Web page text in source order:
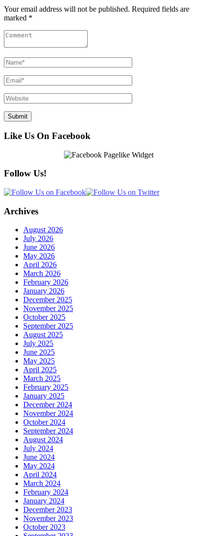
Your email address will not be published. Required fields are
marked *
Like Us On Facebook
Follow Us!
Archives
August 2026
July 2026
June 2026
May 2026
April 2026
March 2026
February 2026
January 2026
December 2025
November 2025
October 2025
September 2025
August 2025
July 2025
June 2025
May 2025
April 2025
March 2025
February 2025
January 2025
December 2024
November 2024
October 2024
September 2024
August 2024
July 2024
June 2024
May 2024
April 2024
March 2024
February 2024
January 2024
December 2023
November 2023
October 2023